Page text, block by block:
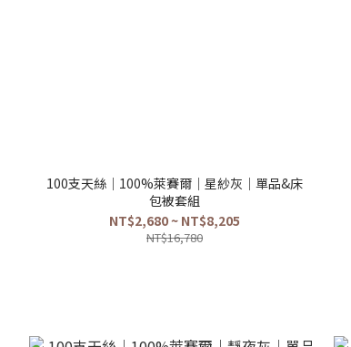
100支天絲｜100%萊賽爾｜星紗灰｜單品&床
包被套組
NT$2,680 ~ NT$8,205
NT$16,780